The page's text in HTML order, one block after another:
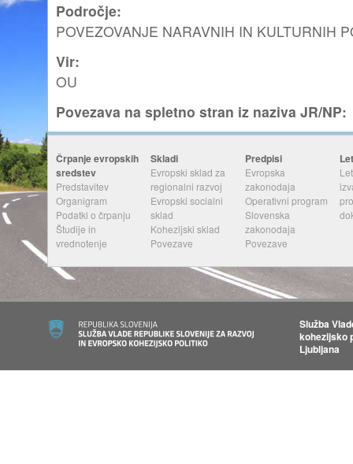
Področje:
POVEZOVANJE NARAVNIH IN KULTURNIH
Vir:
OU
Povezava na spletno stran iz naziva JR/NP:
Črpanje evropskih
sredstev
Predstavitev
Organigram
Podatki o črpanju
Študije in
vrednotenje
Skladi
Evropski sklad za
regionalni razvoj
Evropski socialni
sklad
Kohezijski sklad
Povezave
Predpisi
Evropska
zakonodaja
Operativni program
Slovenska
zakonodaja
Povezave
Služba
kohezijsko
Ljubljana